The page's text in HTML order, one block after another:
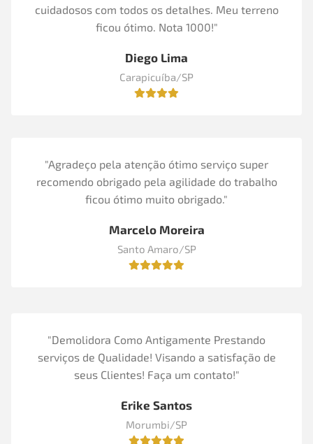
cuidadosos com todos os detalhes. Meu terreno
ficou ótimo. Nota 1000!"
Diego Lima
Carapicuíba/SP
"Agradeço pela atenção ótimo serviço super
recomendo obrigado pela agilidade do trabalho
ficou ótimo muito obrigado."
Marcelo Moreira
Santo Amaro/SP
"Demolidora Como Antigamente Prestando
serviços de Qualidade! Visando a satisfação de
seus Clientes! Faça um contato!"
Erike Santos
Morumbi/SP